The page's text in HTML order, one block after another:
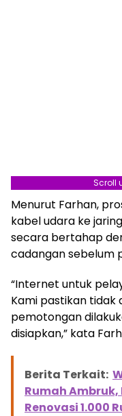
Scroll
Menurut Farhan,
kabel udara ke
secara bertahap
cadangan sebelum
“Internet untuk
Kami pastikan tidak
pemotongan
disiapkan,” kata
Berita Terkait:
Rumah
Renovasi 1.000